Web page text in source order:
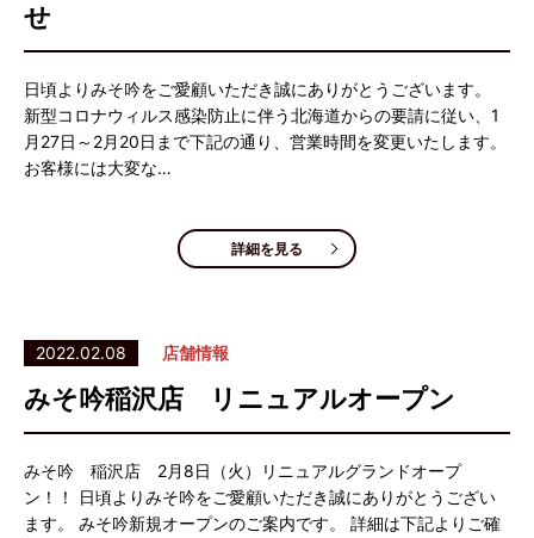
せ
日頃よりみそ吟をご愛顧いただき誠にありがとうございます。
新型コロナウィルス感染防止に伴う北海道からの要請に従い、1
月27日～2月20日まで下記の通り、営業時間を変更いたします。
お客様には大変な…
詳細を見る
2022.02.08 店舗情報
みそ吟稲沢店 リニュアルオープン
みそ吟 稲沢店 2月8日（火）リニュアルグランドオープ
ン！！ 日頃よりみそ吟をご愛顧いただき誠にありがとうござい
ます。 みそ吟新規オープンのご案内です。 詳細は下記よりご確